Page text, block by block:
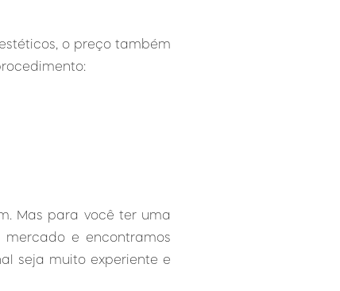
o preço também
Mas para você ter uma
e encontramos
seja muito experiente e